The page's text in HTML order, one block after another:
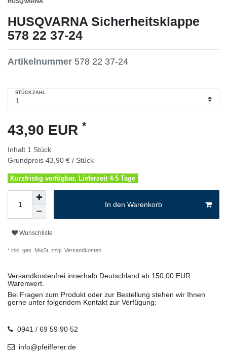
HUSQVARNA Sicherheitsklappe
578 22 37-24
Artikelnummer 578 22 37-24
STÜCKZAHL
43,90 EUR *
Inhalt 1 Stück
Grundpreis 43,90 € / Stück
Kurzfristig verfügbar, Lieferzeit 4-5 Tage
In den Warenkorb
Wunschliste
* inkl. ges. MwSt. zzgl. Versandkosten
Versandkostenfrei innerhalb Deutschland ab 150,00 EUR
Warenwert.
Bei Fragen zum Produkt oder zur Bestellung stehen wir Ihnen
gerne unter folgendem Kontakt zur Verfügung:
0941 / 69 59 90 52
info@pfeifferer.de